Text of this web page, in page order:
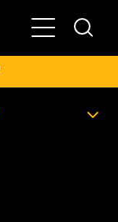
Pokaż/ukryj